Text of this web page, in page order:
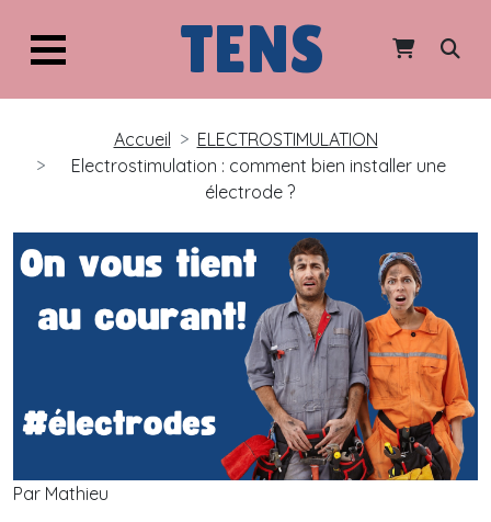
TENS
Accueil
ELECTROSTIMULATION
Electrostimulation : comment bien installer une
électrode ?
Par Mathieu